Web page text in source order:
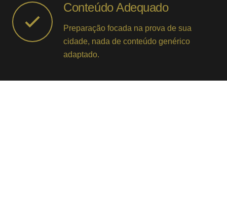
Conteúdo Adequado
Preparação focada na prova de sua
cidade, nada de conteúdo genérico
adaptado.